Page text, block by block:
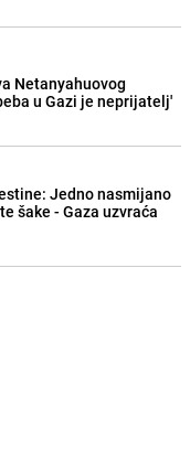
Netanyahuovog
u Gazi je neprijatelj'
Jedno nasmijano
šake - Gaza uzvraća